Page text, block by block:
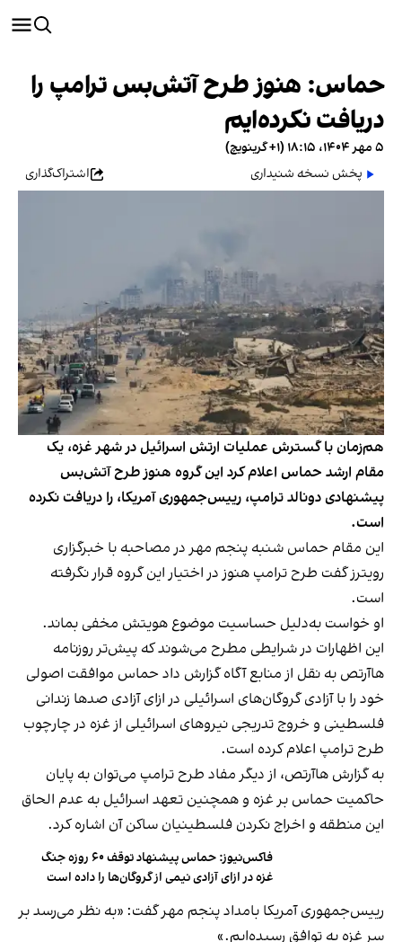
حماس: هنوز طرح آتش‌بس ترامپ را
دریافت نکرده‌ایم
۵ مهر ۱۴۰۴، ۱۸:۱۵ (‎+۱ گرینویچ)
پخش نسخه شنیداری
اشتراک‌گذاری
هم‌زمان با گسترش عملیات ارتش اسرائیل در شهر غزه، یک
مقام ارشد حماس اعلام کرد این گروه هنوز طرح آتش‌بس
پیشنهادی دونالد ترامپ، رییس‌جمهوری آمریکا، را دریافت نکرده
است.
این مقام حماس شنبه پنجم مهر در مصاحبه با خبرگزاری
رویترز گفت طرح ترامپ هنوز در اختیار این گروه قرار نگرفته
است.
او خواست به‌دلیل حساسیت موضوع هویتش مخفی بماند.
این اظهارات در شرایطی مطرح می‌شوند که پیش‌تر روزنامه
هاآرتص به نقل از منابع آگاه گزارش داد حماس موافقت اصولی
خود را با آزادی گروگان‌های اسرائیلی در ازای آزادی صدها زندانی
فلسطینی و خروج تدریجی نیروهای اسرائیلی از غزه در چارچوب
طرح ترامپ اعلام کرده است.
به گزارش هاآرتص، از دیگر مفاد طرح ترامپ می‌توان به پایان
حاکمیت حماس بر غزه و همچنین تعهد اسرائیل به عدم الحاق
این منطقه و اخراج نکردن فلسطینیان ساکن آن اشاره کرد.
فاکس‌نیوز: حماس پیشنهاد توقف ۶۰ روزه جنگ
غزه در ازای آزادی نیمی از گروگان‌ها را داده است
رییس‌جمهوری آمریکا بامداد پنجم مهر گفت: «به نظر می‌رسد بر
سر غزه به توافق رسیده‌ایم.»